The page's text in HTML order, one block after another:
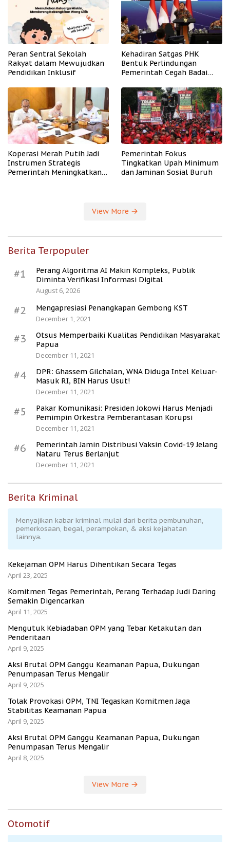
Peran Sentral Sekolah
Rakyat dalam Mewujudkan
Pendidikan Inklusif
Kehadiran Satgas PHK
Bentuk Perlindungan
Pemerintah Cegah Badai
Koperasi Merah Putih Jadi
Instrumen Strategis
Pemerintah Meningkatkan
Pemerintah Fokus
Tingkatkan Upah Minimum
dan Jaminan Sosial Buruh
View More
Berita Terpopuler
#1
Perang Algoritma AI Makin Kompleks, Publik
Diminta Verifikasi Informasi Digital
August 6, 2026
#2
Mengapresiasi Penangkapan Gembong KST
December 1, 2021
#3
Otsus Memperbaiki Kualitas Pendidikan Masyarakat
Papua
December 11, 2021
#4
DPR: Ghassem Gilchalan, WNA Diduga Intel Keluar-
Masuk RI, BIN Harus Usut!
December 11, 2021
#5
Pakar Komunikasi: Presiden Jokowi Harus Menjadi
Pemimpin Orkestra Pemberantasan Korupsi
December 11, 2021
#6
Pemerintah Jamin Distribusi Vaksin Covid-19 Jelang
Nataru Terus Berlanjut
December 11, 2021
Berita Kriminal
Menyajikan kabar kriminal mulai dari berita pembunuhan,
pemerkosaan, begal, perampokan, & aksi kejahatan
lainnya.
Kekejaman OPM Harus Dihentikan Secara Tegas
April 23, 2025
Komitmen Tegas Pemerintah, Perang Terhadap Judi Daring
Semakin Digencarkan
April 11, 2025
Mengutuk Kebiadaban OPM yang Tebar Ketakutan dan
Penderitaan
April 9, 2025
Aksi Brutal OPM Ganggu Keamanan Papua, Dukungan
Penumpasan Terus Mengalir
April 9, 2025
Tolak Provokasi OPM, TNI Tegaskan Komitmen Jaga
Stabilitas Keamanan Papua
April 9, 2025
Aksi Brutal OPM Ganggu Keamanan Papua, Dukungan
Penumpasan Terus Mengalir
April 8, 2025
View More
Otomotif